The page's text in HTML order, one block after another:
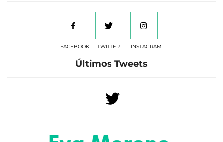
FACEBOOK TWITTER INSTAGRAM
Últimos Tweets